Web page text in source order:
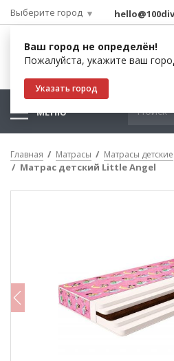
Выберите город
Ваш город не определён!
Пожалуйста, укажите ваш
Указать город
МЕНЮ
Главная Матрасы Матрасы детские
Матрас детский Little Angel